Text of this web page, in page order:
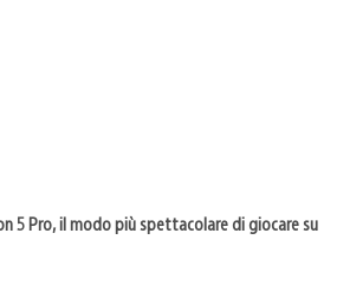
5 Pro, il modo più spettacolare di giocare su